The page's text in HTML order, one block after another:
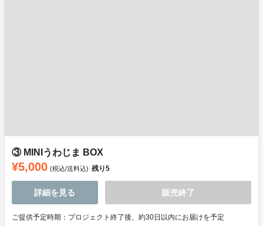
③ MINIうわじま BOX
¥5,000 (税込/送料込) 残り5
詳細を見る 販売終了
ご提供予定時期：プロジェクト終了後、約30日以内にお届けを予定